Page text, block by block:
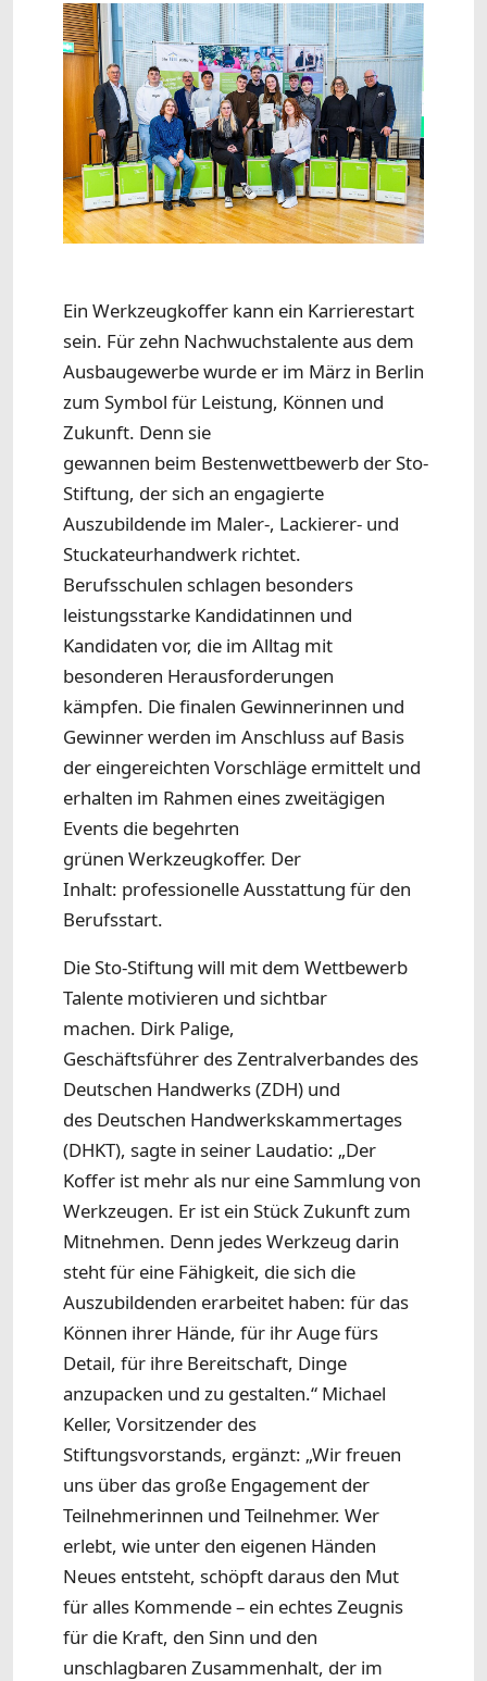
Ein Werkzeugkoffer kann ein Karrierestart
sein. Für zehn Nachwuchstalente aus dem
Ausbaugewerbe wurde er im März in Berlin
zum Symbol für Leistung, Können und
Zukunft. Denn sie
gewannen beim Bestenwettbewerb der Sto-
Stiftung, der sich an engagierte
Auszubildende im Maler-, Lackierer- und
Stuckateurhandwerk richtet.
Berufsschulen schlagen besonders
leistungsstarke Kandidatinnen und
Kandidaten vor, die im Alltag mit
besonderen Herausforderungen
kämpfen. Die finalen Gewinnerinnen und
Gewinner werden im Anschluss auf Basis
der eingereichten Vorschläge ermittelt und
erhalten im Rahmen eines zweitägigen
Events die begehrten
grünen Werkzeugkoffer. Der
Inhalt: professionelle Ausstattung für den
Berufsstart.
Die Sto-Stiftung will mit dem Wettbewerb
Talente motivieren und sichtbar
machen. Dirk Palige,
Geschäftsführer des Zentralverbandes des
Deutschen Handwerks (ZDH) und
des Deutschen Handwerkskammertages
(DHKT), sagte in seiner Laudatio: „Der
Koffer ist mehr als nur eine Sammlung von
Werkzeugen. Er ist ein Stück Zukunft zum
Mitnehmen. Denn jedes Werkzeug darin
steht für eine Fähigkeit, die sich die
Auszubildenden erarbeitet haben: für das
Können ihrer Hände, für ihr Auge fürs
Detail, für ihre Bereitschaft, Dinge
anzupacken und zu gestalten.“ Michael
Keller, Vorsitzender des
Stiftungsvorstands, ergänzt: „Wir freuen
uns über das große Engagement der
Teilnehmerinnen und Teilnehmer. Wer
erlebt, wie unter den eigenen Händen
Neues entsteht, schöpft daraus den Mut
für alles Kommende – ein echtes Zeugnis
für die Kraft, den Sinn und den
unschlagbaren Zusammenhalt, der im